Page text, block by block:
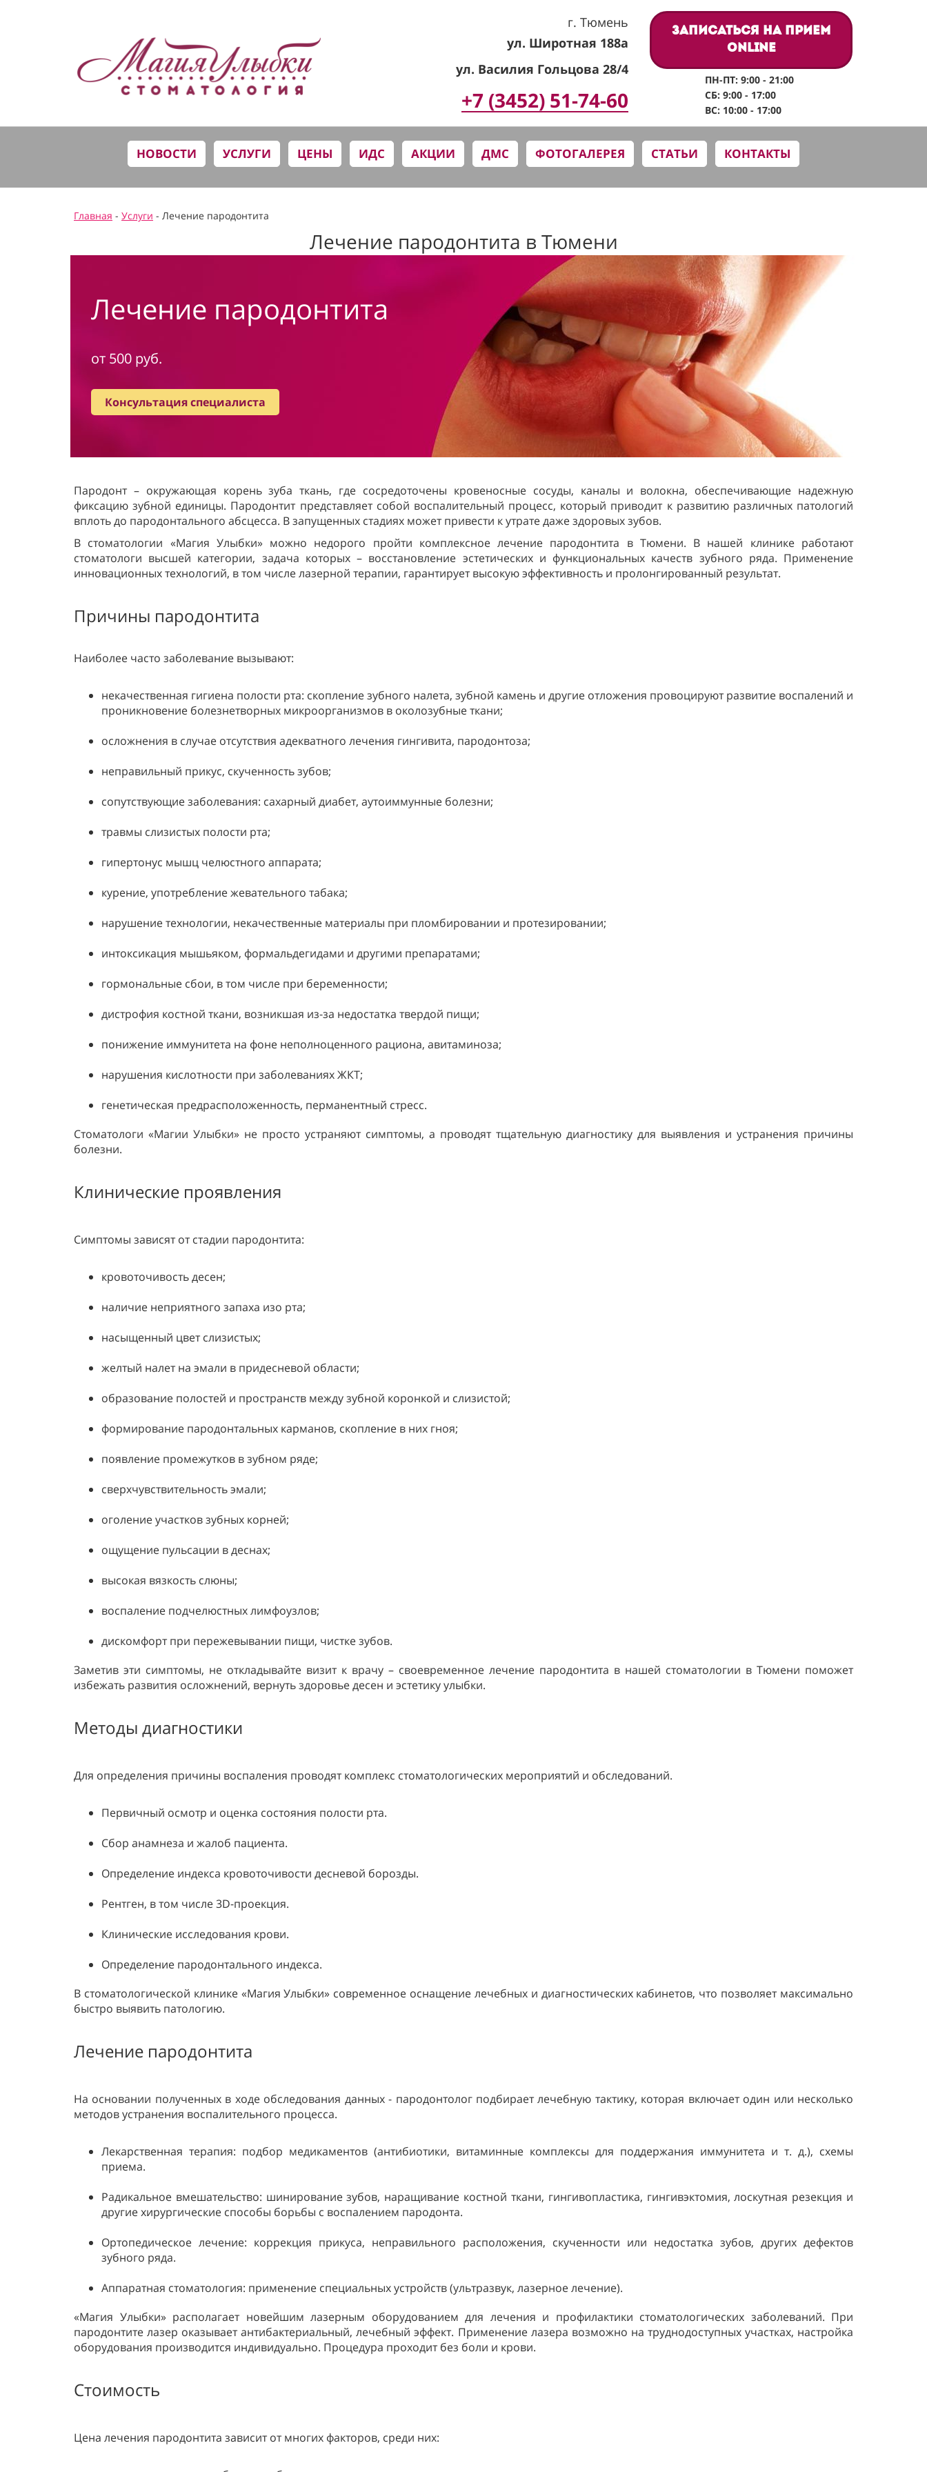
г. Тюмень
ул. Широтная 188а
ул. Василия Гольцова 28/4
+7 (3452) 51-74-60
Записаться на прием
online
ПН-ПТ: 9:00 - 21:00
СБ: 9:00 - 17:00
ВС: 10:00 - 17:00
НОВОСТИ УСЛУГИ ЦЕНЫ ИДС АКЦИИ ДМС ФОТОГАЛЕРЕЯ СТАТЬИ КОНТАКТЫ
Главная - Услуги - Лечение пародонтита
Лечение пародонтита в Тюмени
Лечение пародонтита
от 500 руб.
Консультация специалиста
Пародонт – окружающая корень зуба ткань, где сосредоточены кровеносные сосуды, каналы и волокна, обеспечивающие надежную
фиксацию зубной единицы. Пародонтит представляет собой воспалительный процесс, который приводит к развитию различных патологий
вплоть до пародонтального абсцесса. В запущенных стадиях может привести к утрате даже здоровых зубов.
В стоматологии «Магия Улыбки» можно недорого пройти комплексное лечение пародонтита в Тюмени. В нашей клинике работают
стоматологи высшей категории, задача которых – восстановление эстетических и функциональных качеств зубного ряда. Применение
инновационных технологий, в том числе лазерной терапии, гарантирует высокую эффективность и пролонгированный результат.
Причины пародонтита
Наиболее часто заболевание вызывают:
некачественная гигиена полости рта: скопление зубного налета, зубной камень и другие отложения провоцируют развитие воспалений и
проникновение болезнетворных микроорганизмов в околозубные ткани;
осложнения в случае отсутствия адекватного лечения гингивита, пародонтоза;
неправильный прикус, скученность зубов;
сопутствующие заболевания: сахарный диабет, аутоиммунные болезни;
травмы слизистых полости рта;
гипертонус мышц челюстного аппарата;
курение, употребление жевательного табака;
нарушение технологии, некачественные материалы при пломбировании и протезировании;
интоксикация мышьяком, формальдегидами и другими препаратами;
гормональные сбои, в том числе при беременности;
дистрофия костной ткани, возникшая из-за недостатка твердой пищи;
понижение иммунитета на фоне неполноценного рациона, авитаминоза;
нарушения кислотности при заболеваниях ЖКТ;
генетическая предрасположенность, перманентный стресс.
Стоматологи «Магии Улыбки» не просто устраняют симптомы, а проводят тщательную диагностику для выявления и устранения причины
болезни.
Клинические проявления
Симптомы зависят от стадии пародонтита:
кровоточивость десен;
наличие неприятного запаха изо рта;
насыщенный цвет слизистых;
желтый налет на эмали в придесневой области;
образование полостей и пространств между зубной коронкой и слизистой;
формирование пародонтальных карманов, скопление в них гноя;
появление промежутков в зубном ряде;
сверхчувствительность эмали;
оголение участков зубных корней;
ощущение пульсации в деснах;
высокая вязкость слюны;
воспаление подчелюстных лимфоузлов;
дискомфорт при пережевывании пищи, чистке зубов.
Заметив эти симптомы, не откладывайте визит к врачу – своевременное лечение пародонтита в нашей стоматологии в Тюмени поможет
избежать развития осложнений, вернуть здоровье десен и эстетику улыбки.
Методы диагностики
Для определения причины воспаления проводят комплекс стоматологических мероприятий и обследований.
Первичный осмотр и оценка состояния полости рта.
Сбор анамнеза и жалоб пациента.
Определение индекса кровоточивости десневой борозды.
Рентген, в том числе 3D-проекция.
Клинические исследования крови.
Определение пародонтального индекса.
В стоматологической клинике «Магия Улыбки» современное оснащение лечебных и диагностических кабинетов, что позволяет максимально
быстро выявить патологию.
Лечение пародонтита
На основании полученных в ходе обследования данных - пародонтолог подбирает лечебную тактику, которая включает один или несколько
методов устранения воспалительного процесса.
Лекарственная терапия: подбор медикаментов (антибиотики, витаминные комплексы для поддержания иммунитета и т. д.), схемы
приема.
Радикальное вмешательство: шинирование зубов, наращивание костной ткани, гингивопластика, гингивэктомия, лоскутная резекция и
другие хирургические способы борьбы с воспалением пародонта.
Ортопедическое лечение: коррекция прикуса, неправильного расположения, скученности или недостатка зубов, других дефектов
зубного ряда.
Аппаратная стоматология: применение специальных устройств (ультразвук, лазерное лечение).
«Магия Улыбки» располагает новейшим лазерным оборудованием для лечения и профилактики стоматологических заболеваний. При
пародонтите лазер оказывает антибактериальный, лечебный эффект. Применение лазера возможно на труднодоступных участках, настройка
оборудования производится индивидуально. Процедура проходит без боли и крови.
Стоимость
Цена лечения пародонтита зависит от многих факторов, среди них: